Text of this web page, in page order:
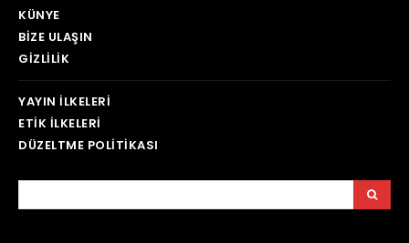
KÜNYE
BIZE ULAŞIN
GIZLILIK
YAYIN İLKELERI
ETIK İLKELERI
DÜZELTME POLITIKASI